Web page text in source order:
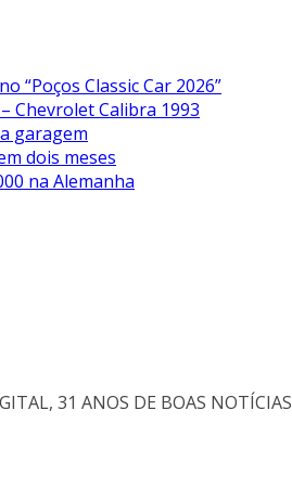
“Poços Classic Car 2026”
Chevrolet Calibra 1993
garagem
dois meses
na Alemanha
31 ANOS DE BOAS NOTÍCIAS